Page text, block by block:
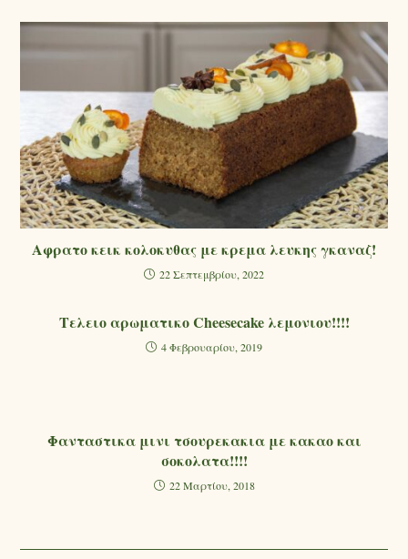
Αφρατο κεικ κολοκυθας με κρεμα λευκης γκαναζ!
22 Σεπτεμβρίου, 2022
Τελειο αρωματικο Cheesecake λεμονιου!!!!
4 Φεβρουαρίου, 2019
Φανταστικα μινι τσουρεκακια με κακαο και
σοκολατα!!!!
22 Μαρτίου, 2018